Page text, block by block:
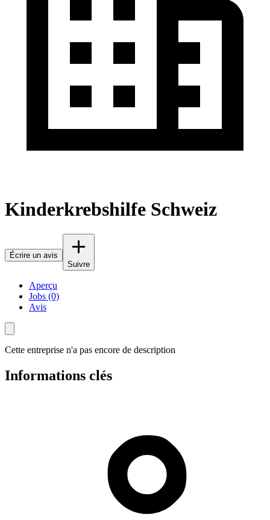
Kinderkrebshilfe Schweiz
Écrire un avis
Suivre
Aperçu
Jobs (0)
Avis
Cette entreprise n'a pas encore de description
Informations clés